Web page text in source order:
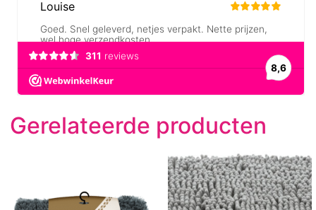
Gerelateerde producten